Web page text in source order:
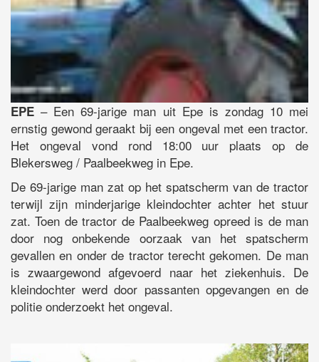
EPE – Een 69-jarige man uit Epe is zondag 10 mei
ernstig gewond geraakt bij een ongeval met een tractor.
Het ongeval vond rond 18:00 uur plaats op de
Blekersweg / Paalbeekweg in Epe.
De 69-jarige man zat op het spatscherm van de tractor
terwijl zijn minderjarige kleindochter achter het stuur
zat. Toen de tractor de Paalbeekweg opreed is de man
door nog onbekende oorzaak van het spatscherm
gevallen en onder de tractor terecht gekomen. De man
is zwaargewond afgevoerd naar het ziekenhuis. De
kleindochter werd door passanten opgevangen en de
politie onderzoekt het ongeval.